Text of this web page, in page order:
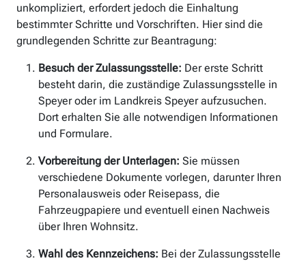
unkompliziert, erfordert jedoch die Einhaltung
bestimmter Schritte und Vorschriften. Hier sind die
grundlegenden Schritte zur Beantragung:
Besuch der Zulassungsstelle: Der erste Schritt
besteht darin, die zuständige Zulassungsstelle in
Speyer oder im Landkreis Speyer aufzusuchen.
Dort erhalten Sie alle notwendigen Informationen
und Formulare.
Vorbereitung der Unterlagen: Sie müssen
verschiedene Dokumente vorlegen, darunter Ihren
Personalausweis oder Reisepass, die
Fahrzeugpapiere und eventuell einen Nachweis
über Ihren Wohnsitz.
Wahl des Kennzeichens: Bei der Zulassungsstelle